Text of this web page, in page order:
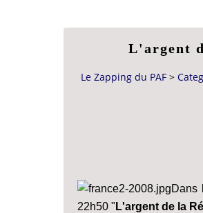
L'argent
Le Zapping du PAF >
Dans
22h50 " L'argent de la